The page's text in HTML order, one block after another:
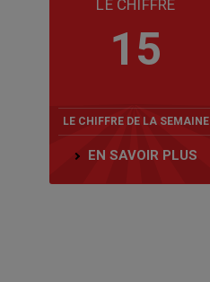
LE CHIFFRE
15
LE CHIFFRE DE LA SEMAINE
EN SAVOIR PLUS